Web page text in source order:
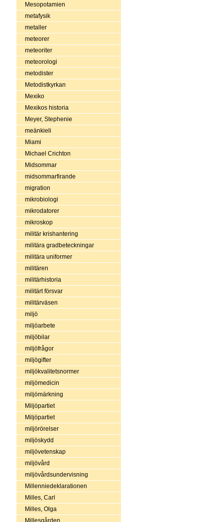
Mesopotamien
metafysik
metaller
meteorer
meteoriter
meteorologi
metodister
Metodistkyrkan
Mexiko
Mexikos historia
Meyer, Stephenie
meänkieli
Miami
Michael Crichton
Midsommar
midsommarfirande
migration
mikrobiologi
mikrodatorer
mikroskop
militär krishantering
militära gradbeteckningar
militära uniformer
militären
militärhistoria
militärt försvar
militärväsen
miljö
miljöarbete
miljöbilar
miljöfrågor
miljögifter
miljökvalitetsnormer
miljömedicin
miljömärkning
Miljöpartiet
Miljöpartiet
miljörörelser
miljöskydd
miljövetenskap
miljövård
miljövårdsundervisning
Millenniedeklarationen
Milles, Carl
Milles, Olga
Millesgården